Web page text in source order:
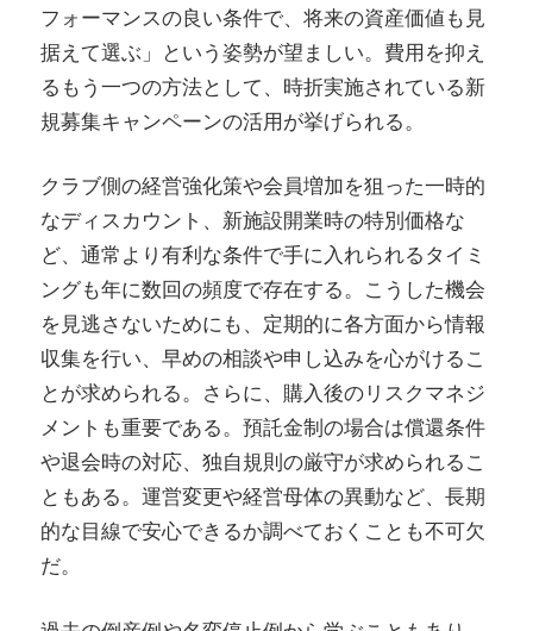
フォーマンスの良い条件で、将来の資産価値も見
据えて選ぶ」という姿勢が望ましい。費用を抑え
るもう一つの方法として、時折実施されている新
規募集キャンペーンの活用が挙げられる。
クラブ側の経営強化策や会員増加を狙った一時的
なディスカウント、新施設開業時の特別価格な
ど、通常より有利な条件で手に入れられるタイミ
ングも年に数回の頻度で存在する。こうした機会
を見逃さないためにも、定期的に各方面から情報
収集を行い、早めの相談や申し込みを心がけるこ
とが求められる。さらに、購入後のリスクマネジ
メントも重要である。預託金制の場合は償還条件
や退会時の対応、独自規則の厳守が求められるこ
ともある。運営変更や経営母体の異動など、長期
的な目線で安心できるか調べておくことも不可欠
だ。